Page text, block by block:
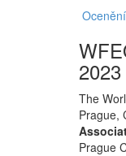
2023
The
Prague,
Prague